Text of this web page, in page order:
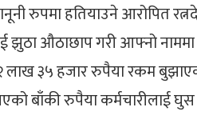
रुपमा हतियाउने आरोपित
औठाछाप गरी आफ्नो
लाख ३५ हजार रुपैया रकम
बाँकी रुपैया कर्मचारीलाई